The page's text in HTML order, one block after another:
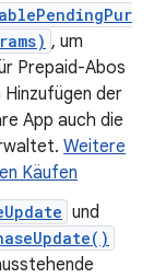
, um
Prepaid-Abos
der
App auch die
Weitere
Käufen
und